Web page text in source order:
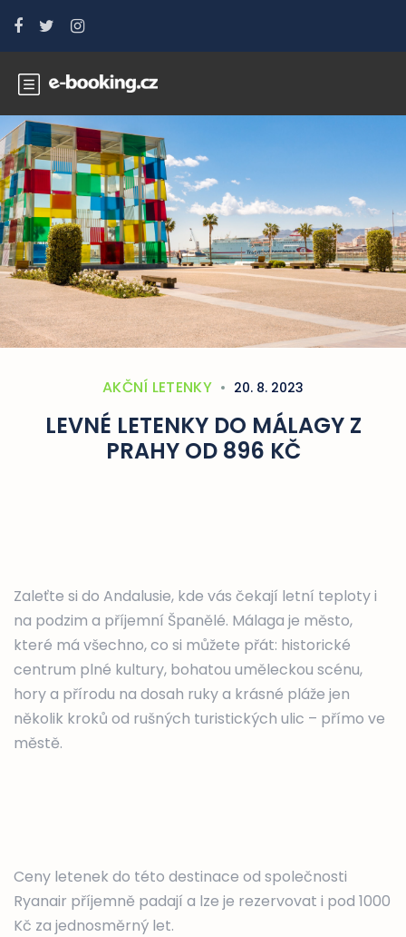
AKČNÍ LETENKY 20. 8. 2023
LEVNÉ LETENKY DO MÁLAGY Z
PRAHY OD 896 KČ
Zaleťte si do Andalusie, kde vás čekají letní teploty i
na podzim a příjemní Španělé. Málaga je město,
které má všechno, co si můžete přát: historické
centrum plné kultury, bohatou uměleckou scénu,
hory a přírodu na dosah ruky a krásné pláže jen
několik kroků od rušných turistických ulic – přímo ve
městě.
Ceny letenek do této destinace od společnosti
Ryanair příjemně padají a lze je rezervovat i pod 1000
Kč za jednosměrný let.